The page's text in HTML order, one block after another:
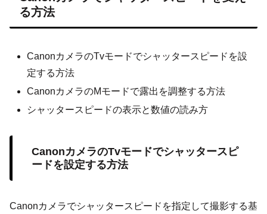
る方法
CanonカメラのTvモードでシャッタースピードを設
定する方法
CanonカメラのMモードで露出を調整する方法
シャッタースピードの表示と数値の読み方
CanonカメラのTvモードでシャッタースピ
ードを設定する方法
Canonカメラでシャッタースピードを指定して撮影する基